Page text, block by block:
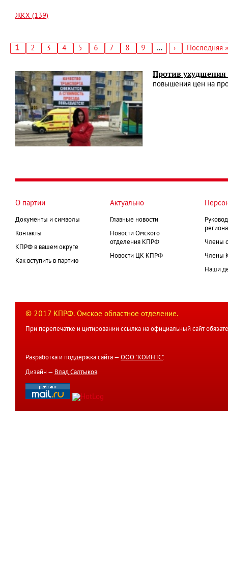
ЖКХ (139)
Текущая
1 Страница
2 Страница
3 Страница
4 Страница
5 Страница
6 Страница
7 Страница
8 Страница
9 …
Следующая
›
Последняя
Последняя »
Против
повышения цен на
О партии
Документы и символы
Контакты
КПРФ в вашем округе
Как вступить в партию
Актуально
Главные новости
Новости Омского
отделения КПРФ
Новости ЦК КПРФ
Члены
Члены
Наши
© 2017 КПРФ. Омское областное отделение.
При перепечатке и цитировании ссылка на официальный сайт
Разработка и поддержка сайта — ООО "КОИНТС".
Дизайн — Влад Салтыков.